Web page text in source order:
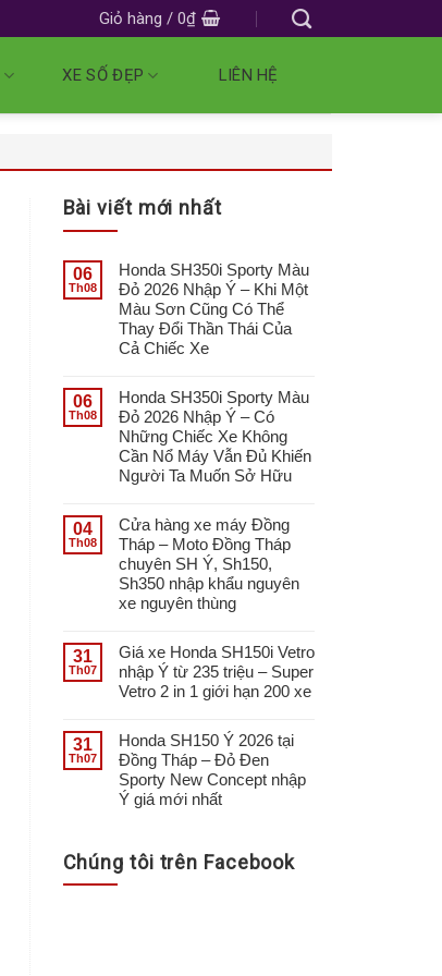
Giỏ hàng / 0₫
XE SỐ ĐẸP LIÊN HỆ
Bài viết mới nhất
06
Th08
Honda SH350i Sporty Màu
Đỏ 2026 Nhập Ý – Khi Một
Màu Sơn Cũng Có Thể
Thay Đổi Thần Thái Của
Cả Chiếc Xe
06
Th08
Honda SH350i Sporty Màu
Đỏ 2026 Nhập Ý – Có
Những Chiếc Xe Không
Cần Nổ Máy Vẫn Đủ Khiến
Người Ta Muốn Sở Hữu
04
Th08
Cửa hàng xe máy Đồng
Tháp – Moto Đồng Tháp
chuyên SH Ý, Sh150,
Sh350 nhập khẩu nguyên
xe nguyên thùng
31
Th07
Giá xe Honda SH150i Vetro
nhập Ý từ 235 triệu – Super
Vetro 2 in 1 giới hạn 200 xe
31
Th07
Honda SH150 Ý 2026 tại
Đồng Tháp – Đỏ Đen
Sporty New Concept nhập
Ý giá mới nhất
Chúng tôi trên Facebook